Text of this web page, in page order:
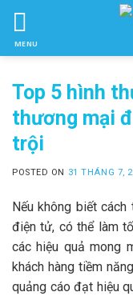
Skip
ctent
MENU
Top 5 hình
thương mại
trội
POSTED ON 31 THÁNG 7,
Nếu không biết
điện tử, có thể làm
các hiệu quả mong
khách hàng tiềm
quảng cáo đạt hiệu